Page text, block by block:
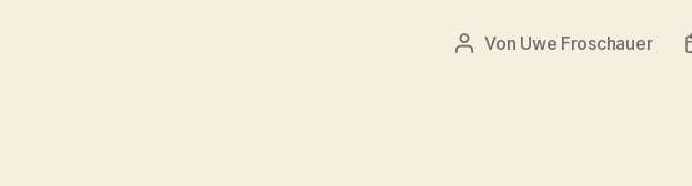
Beitragsautor
Von Uwe Froschauer